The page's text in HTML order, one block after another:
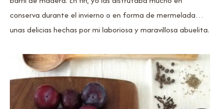
conserva durante el invierno o en forma de mermelada…
unas delicias hechas por mi laboriosa y maravillosa abuelita.